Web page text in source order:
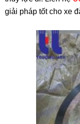
giải pháp tốt cho xe